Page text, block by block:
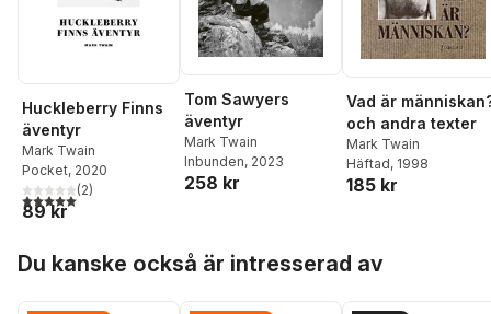
Huckleberry Finns
äventyr
Mark Twain
Pocket, 2020
5,0utav 5 stjärnor. Totalt antal röster:
(2)
89 kr
Tom Sawyers
äventyr
Mark Twain
Inbunden, 2023
258 kr
Vad är
och andra texter
Mark Twain
Häftad, 1998
185 kr
Du kanske också är intresserad av